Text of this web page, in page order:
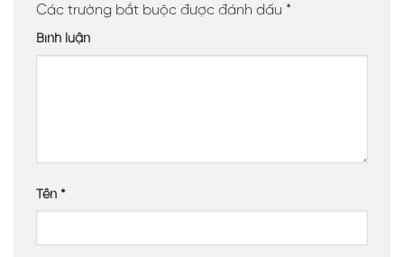
Các trường bắt buộc được đánh dấu *
Bình luận
Tên *